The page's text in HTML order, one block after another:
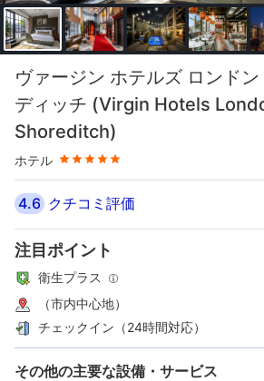
ヴァージン ホテルズ ロンドン
ディッチ (Virgin Hotels
Shoreditch)
ホテル
星評価 5つ星
4.6 クチコミ評価
注目ポイント
衛生プラス
（市内中心地）
チェックイン（24時間対応）
その他の主要な設備・サービス